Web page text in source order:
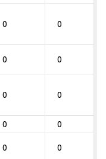
0 0
0 0
0 0
0 0
0 0